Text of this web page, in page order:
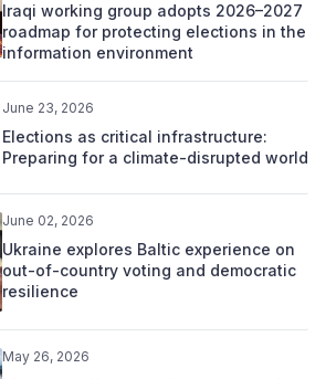
Iraqi working group adopts 2026–2027
roadmap for protecting elections in the
information environment
June 23, 2026
Elections as critical infrastructure:
Preparing for a climate-disrupted world
June 02, 2026
Ukraine explores Baltic experience on
out-of-country voting and democratic
resilience
May 26, 2026